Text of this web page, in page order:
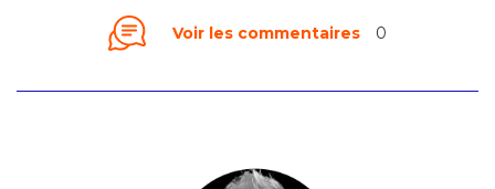
Voir les commentaires 0